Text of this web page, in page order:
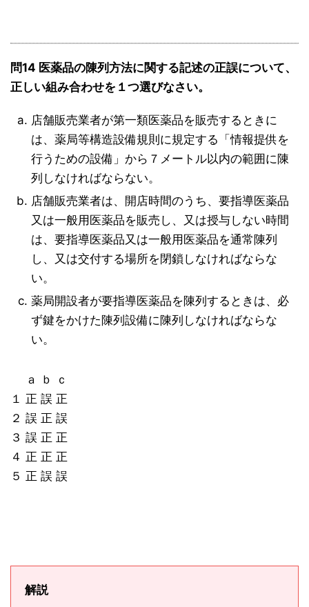
問14 医薬品の陳列方法に関する記述の正誤について、
正しい組み合わせを１つ選びなさい。
店舗販売業者が第一類医薬品を販売するときに
は、薬局等構造設備規則に規定する「情報提供を
行うための設備」から７メートル以内の範囲に陳
列しなければならない。
店舗販売業者は、開店時間のうち、要指導医薬品
又は一般用医薬品を販売し、又は授与しない時間
は、要指導医薬品又は一般用医薬品を通常陳列
し、又は交付する場所を閉鎖しなければならな
い。
薬局開設者が要指導医薬品を陳列するときは、必
ず鍵をかけた陳列設備に陳列しなければならな
い。
ａ ｂ ｃ
１ 正 誤 正
２ 誤 正 誤
３ 誤 正 正
４ 正 正 正
５ 正 誤 誤
解説